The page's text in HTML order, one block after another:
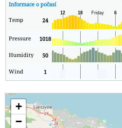
Informace o počasí
Temp 24
Pressure 1018
Humidity 50
Wind 1
+
−